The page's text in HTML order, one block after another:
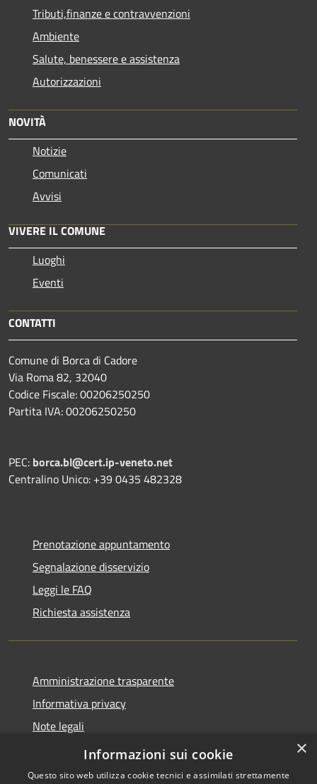
Tributi,finanze e contravvenzioni
Ambiente
Salute, benessere e assistenza
Autorizzazioni
NOVITÀ
Notizie
Comunicati
Avvisi
VIVERE IL COMUNE
Luoghi
Eventi
CONTATTI
Comune di Borca di Cadore
Via Roma 82, 32040
Codice Fiscale: 00206250250
Partita IVA: 00206250250
PEC: borca.bl@cert.ip-veneto.net
Centralino Unico: +39 0435 482328
Prenotazione appuntamento
Segnalazione disservizio
Leggi le FAQ
Richiesta assistenza
Amministrazione trasparente
Informativa privacy
Note legali
Dichiarazione di accessibilità
×
Informazioni sui cookie
Questo sito web utilizza cookie tecnici e assimilati strettamente